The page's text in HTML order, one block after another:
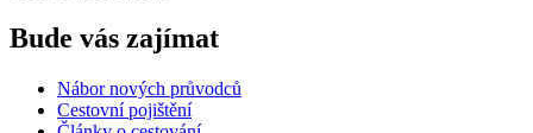
Bude vás zajímat
Nábor nových průvodců
Cestovní pojištění